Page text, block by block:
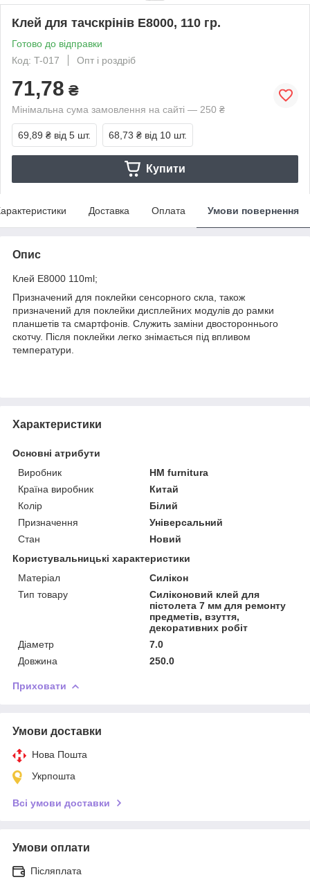
Клей для тачскрінів E8000, 110 гр.
Готово до відправки
Код: T-017
Опт і роздріб
71,78 ₴
Мінімальна сума замовлення на сайті — 250 ₴
69,89 ₴ від 5 шт. 68,73 ₴ від 10 шт.
Купити
Доставка Оплата Умови повернення
Опис
Клей E8000 110ml;
Призначений для поклейки сенсорного скла, також
призначений для поклейки дисплейних модулів до рамки
планшетів та смартфонів. Служить заміни двостороннього
скотчу. Після поклейки легко знімається під впливом
температури.
Характеристики
Основні атрибути
Виробник
HM furnitura
Країна виробник
Китай
Колір
Білий
Призначення
Універсальний
Стан
Новий
Користувальницькі характеристики
Матеріал
Силікон
Тип товару
Силіконовий клей для
пістолета 7 мм для ремонту
предметів, взуття,
декоративних робіт
Діаметр
7.0
Довжина
250.0
Приховати
Умови доставки
Нова Пошта
Укрпошта
Всі умови доставки
Умови оплати
Післяплата